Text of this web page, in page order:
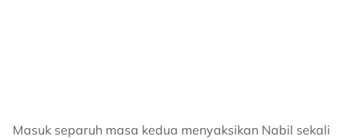
Masuk separuh masa kedua menyaksikan Nabil sekali